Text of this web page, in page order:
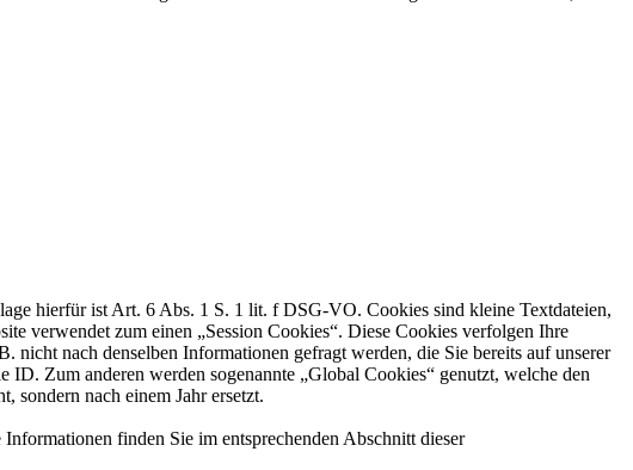
hierfür ist Art. 6 Abs. 1 S. 1 lit. f DSG-VO. Cookies sind kleine Textdateien,
verwendet zum einen „Session Cookies“. Diese Cookies verfolgen Ihre
nicht nach denselben Informationen gefragt werden, die Sie bereits auf unserer
Zum anderen werden sogenannte „Global Cookies“ genutzt, welche den
sondern nach einem Jahr ersetzt.
finden Sie im entsprechenden Abschnitt dieser